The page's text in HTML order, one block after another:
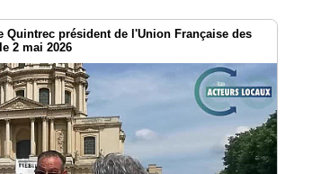
Quintrec président de l'Union Française des
2 mai 2026